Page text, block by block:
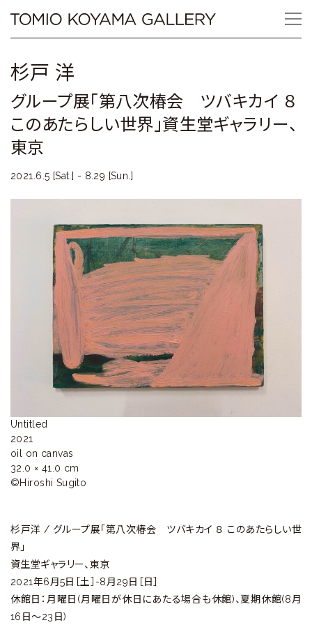
content
Tomio
Gallery
小
山
登
美
杉戸 洋
グループ展「第八次椿会 ツバキカイ ８
このあたらしい世界」資生堂ギャラリー、
東京
2021.6.5 [Sat.] - 8.29 [Sun.]
Untitled
2021
oil on canvas
32.0 × 41.0 cm
©︎Hiroshi Sugito
杉戸洋 / グループ展「第八次椿会 ツバキカイ ８ このあたらしい世
界」
資生堂ギャラリー、東京
2021年6月5日［土］-8月29日［日］
休館日：月曜日(月曜日が休日にあたる場合も休館)、夏期休館(8月
16日～23日)